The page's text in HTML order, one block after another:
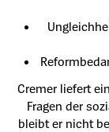
Cremer liefert
Fragen der
bleibt er nicht